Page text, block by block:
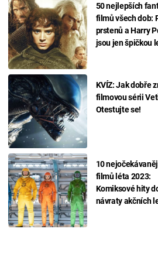
50 nejlepších
filmů všech dob:
prstenů a Harry
jsou jen špičkou
KVÍZ: Jak dobře
filmovou sérii
Otestujte se!
10
filmů léta 2023:
Komiksové hity
návraty akčních